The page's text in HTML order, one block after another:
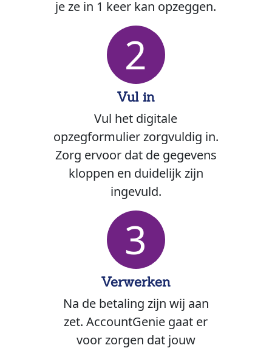
je ze in 1 keer kan opzeggen.
2
Vul in
Vul het digitale
opzegformulier zorgvuldig in.
Zorg ervoor dat de gegevens
kloppen en duidelijk zijn
ingevuld.
3
Verwerken
Na de betaling zijn wij aan
zet. AccountGenie gaat er
voor zorgen dat jouw